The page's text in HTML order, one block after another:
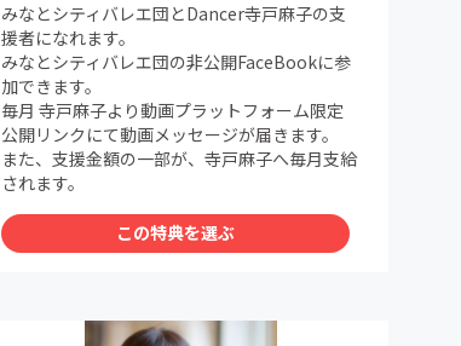
みなとシティバレエ団とDancer寺戸麻子の支
援者になれます。
みなとシティバレエ団の非公開FaceBookに参
加できます。
毎月 寺戸麻子より動画プラットフォーム限定
公開リンクにて動画メッセージが届きます。
また、支援金額の一部が、寺戸麻子へ毎月支給
されます。
この特典を選ぶ